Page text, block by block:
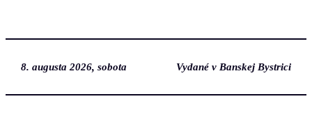
8. augusta 2026, sobota Vydané v Banskej Bystrici